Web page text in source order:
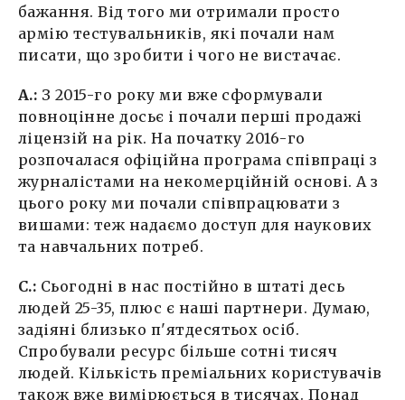
бажання. Від того ми отримали просто
армію тестувальників, які почали нам
писати, що зробити і чого не вистачає.
А.: З 2015-го року ми вже сформували
повноцінне досьє і почали перші продажі
ліцензій на рік. На початку 2016-го
розпочалася офіційна програма співпраці з
журналістами на некомерційній основі. А з
цього року ми почали співпрацювати з
вишами: теж надаємо доступ для наукових
та навчальних потреб.
С.: Сьогодні в нас постійно в штаті десь
людей 25-35, плюс є наші партнери. Думаю,
задіяні близько п'ятдесятьох осіб.
Спробували ресурс більше сотні тисяч
людей. Кількість преміальних користувачів
також вже вимірюється в тисячах. Понад